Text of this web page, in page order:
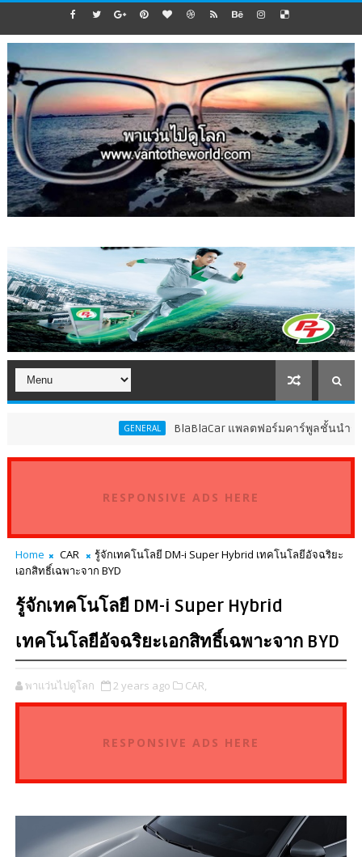
BlaBlaCar แพลตฟอร์มคาร์พูลชั้นนำระดับโลก ป
RESPONSIVE ADS HERE
Home CAR
รู้จักเทคโนโลยี DM-i Super Hybrid เทคโนโลยีอัจฉริยะ
เอกสิทธิ์เฉพาะจาก BYD
รู้จักเทคโนโลยี DM-i Super Hybrid
เทคโนโลยีอัจฉริยะเอกสิทธิ์เฉพาะจาก BYD
พาแว่นไปดูโลก 2 years ago CAR,
RESPONSIVE ADS HERE